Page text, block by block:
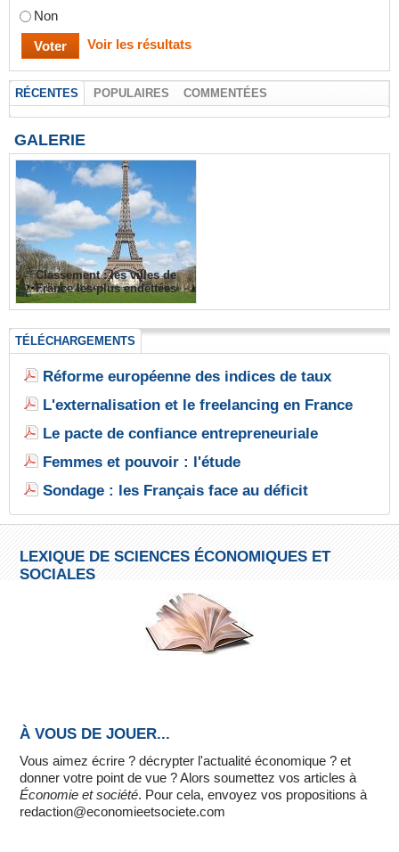
Non
Voir les résultats
RÉCENTES POPULAIRES COMMENTÉES
GALERIE
Classement : les villes de
France les plus endettées
TÉLÉCHARGEMENTS
Réforme européenne des indices de taux
L'externalisation et le freelancing en France
Le pacte de confiance entrepreneuriale
Femmes et pouvoir : l'étude
Sondage : les Français face au déficit
LEXIQUE DE SCIENCES ÉCONOMIQUES ET
SOCIALES
À VOUS DE JOUER...
Vous aimez écrire ? décrypter l'actualité économique ? et
donner votre point de vue ? Alors soumettez vos articles à
Économie et société. Pour cela, envoyez vos propositions à
redaction@economieetsociete.com